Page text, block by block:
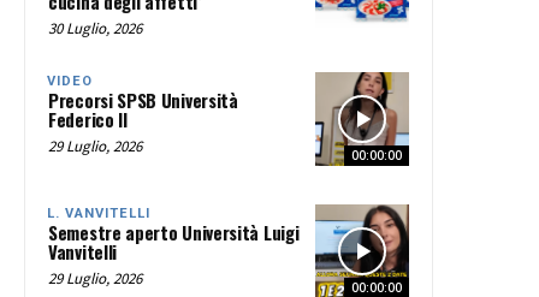
30 Luglio, 2026
00:00:00
VIDEO
Precorsi SPSB Università
Federico II
29 Luglio, 2026
00:00:00
L. VANVITELLI
Semestre aperto Università Luigi
Vanvitelli
29 Luglio, 2026